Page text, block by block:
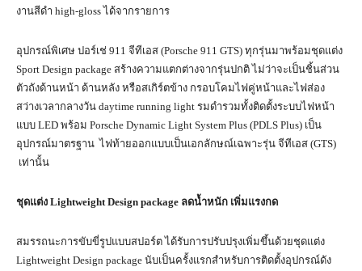
งานสีดำ high-gloss ได้จากรายการ
อุปกรณ์พิเศษ ปอร์เช่ 911 จีทีเอส (Porsche 911 GTS) ทุกรุ่นมาพร้อมชุดแต่ง
Sport Design package สร้างความแตกต่างจากรุ่นปกติ ไม่ว่าจะเป็นชิ้นส่วน
ตัวถังด้านหน้า ด้านหลัง หรือสเกิร์ตข้าง กรอบโคมไฟคู่หน้าและไฟส่อง
สว่างเวลากลางวัน daytime running light รมดำรวมทั้งติดตั้งระบบไฟหน้า
แบบ LED พร้อม Porsche Dynamic Light System Plus (PDLS Plus) เป็น
อุปกรณ์มาตรฐาน ไฟท้ายออกแบบเป็นเอกลักษณ์เฉพาะรุ่น จีทีเอส (GTS)
เท่านั้น
ชุดแต่ง Lightweight Design package ลดน้ำหนัก เพิ่มแรงกด
สมรรถนะการขับขี่รูปแบบสปอร์ต ได้รับการปรับปรุงเพิ่มขึ้นด้วยชุดแต่ง
Lightweight Design package นับเป็นครั้งแรกสำหรับการติดตั้งอุปกรณ์ดัง